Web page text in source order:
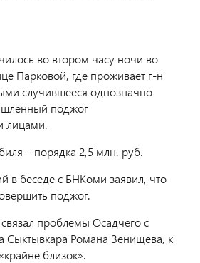
во втором часу ночи во
Парковой, где проживает г-н
случившееся однозначно
поджог
лицами.
– порядка 2,5 млн. руб.
в беседе с БНКоми заявил, что
поджог.
проблемы Осадчего с
Сыктывкара Романа Зенищева, к
близок».